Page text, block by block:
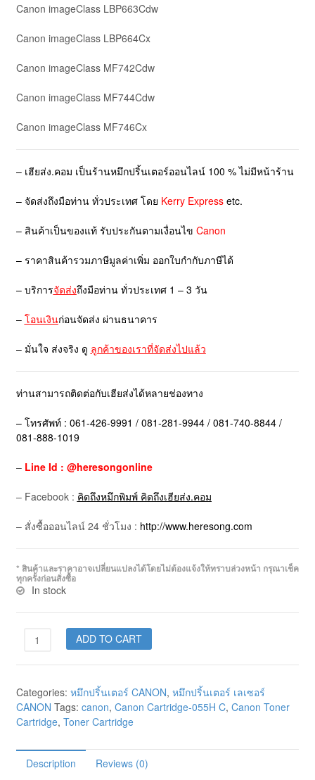
Canon imageClass LBP663Cdw
Canon imageClass LBP664Cx
Canon imageClass MF742Cdw
Canon imageClass MF744Cdw
Canon imageClass MF746Cx
– เฮียส่ง.คอม เป็นร้านหมึกปริ้นเตอร์ออนไลน์ 100 % ไม่มีหน้าร้าน
– จัดส่งถึงมือท่าน ทั่วประเทศ โดย Kerry Expressetc.
– สินค้าเป็นของแท้ รับประกันตามเงื่อนไข Canon
– ราคาสินค้ารวมภาษีมูลค่าเพิ่ม ออกใบกำกับภาษีได้
– บริการจัดส่งถึงมือท่าน ทั่วประเทศ 1 – 3 วัน
– โอนเงินก่อนจัดส่ง ผ่านธนาคาร
– มั่นใจ ส่งจริง ดู ลูกค้าของเราที่จัดส่งไปแล้ว
ท่านสามารถติดต่อกับเฮียส่งได้หลายช่องทาง
– โทรศัพท์ : 061-426-9991 / 081-281-9944 / 081-740-8844 /
081-888-1019
– Line Id : @heresongonline
– Facebook : คิดถึงหมึกพิมพ์ คิดถึงเฮียส่ง.คอม
– สั่งซื้อออนไลน์ 24 ชั่วโมง : http://www.heresong.com
* สินค้าและราคาอาจเปลี่ยนแปลงได้โดยไม่ต้องแจ้งให้ทราบล่วงหน้า กรุณาเช็ค
ทุกครั้งก่อนสั่งซื้อ
In stock
ADD TO CART
Categories: หมึกปริ้นเตอร์ CANON, หมึกปริ้นเตอร์ เลเซอร์
CANON Tags: canon, Canon Cartridge-055H C, Canon Toner
Cartridge, Toner Cartridge
Description Reviews (0)